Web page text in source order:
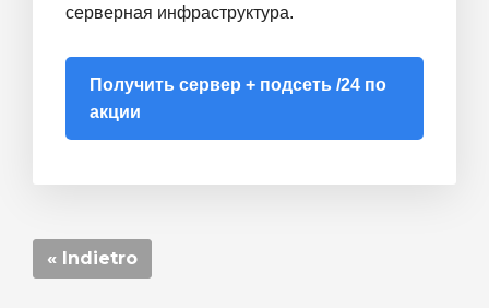
серверная инфраструктура.
Получить сервер + подсеть /24 по
акции
« Indietro